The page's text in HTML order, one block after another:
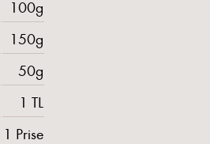
100g
150g
50g
1 TL
1 Prise